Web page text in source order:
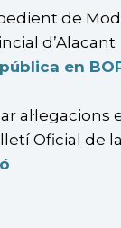
de
d’Alacant
en
al·legacions
Oficial de